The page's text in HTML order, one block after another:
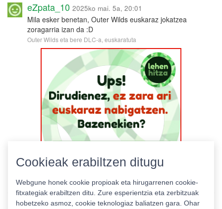
eZpata_10 2025ko mai. 5a, 20:01
Mila esker benetan, Outer Wilds euskaraz jokatzea
zoragarria izan da :D
Outer Wilds eta bere DLC-a, euskaratuta
Cookieak erabiltzen ditugu
Webgune honek cookie propioak eta hirugarrenen cookie-
fitxategiak erabiltzen ditu. Zure esperientzia eta zerbitzuak
hobetzeko asmoz, cookie teknologiaz baliatzen gara. Ohar